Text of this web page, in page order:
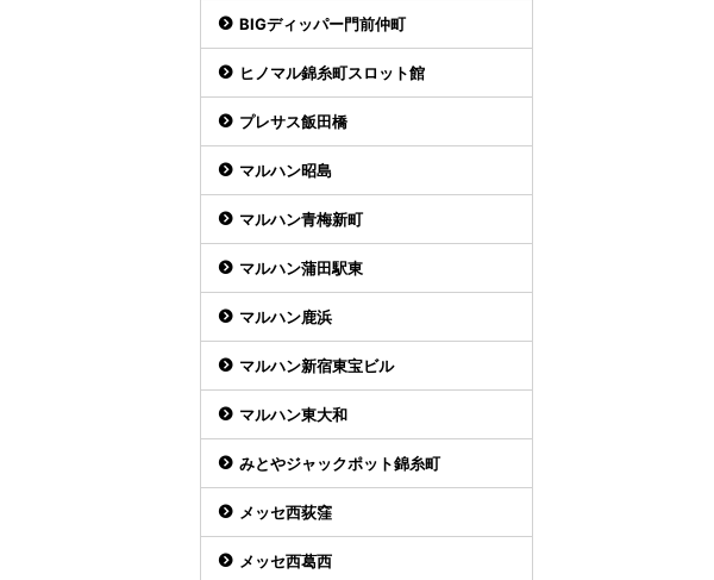
BIGディッパー門前仲町
ヒノマル錦糸町スロット館
プレサス飯田橋
マルハン昭島
マルハン青梅新町
マルハン蒲田駅東
マルハン鹿浜
マルハン新宿東宝ビル
マルハン東大和
みとやジャックポット錦糸町
メッセ西荻窪
メッセ西葛西